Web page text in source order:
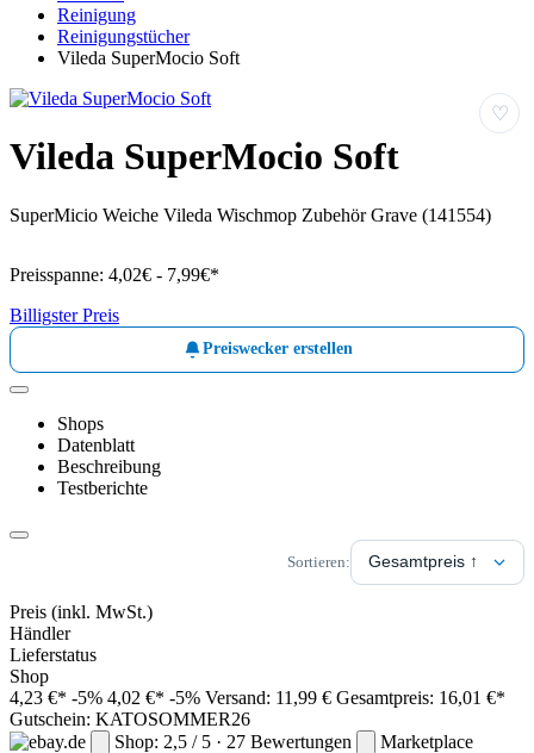
Reinigung
Reinigungstücher
Vileda SuperMocio Soft
♡
Vileda SuperMocio Soft
SuperMicio Weiche Vileda Wischmop Zubehör Grave (141554)
Preisspanne: 4,02€ - 7,99€*
Billigster Preis
Preiswecker erstellen
Shops
Datenblatt
Beschreibung
Testberichte
Sortieren:
Preis (inkl. MwSt.)
Händler
Lieferstatus
Shop
4,23 €* -5% 4,02 €* -5% Versand: 11,99 € Gesamtpreis: 16,01 €*
Gutschein: KATOSOMMER26
Shop: 2,5 / 5 · 27 Bewertungen
Marketplace